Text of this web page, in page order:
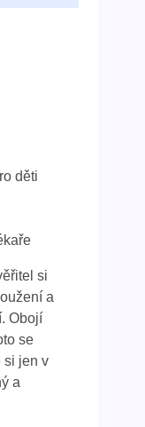
děti
si
a
Obojí
se
si jen v
a